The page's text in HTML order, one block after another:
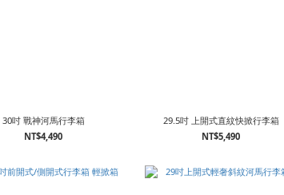
30吋 戰神河馬行李箱
NT$4,490
29.5吋 上開式直紋快掀行李箱
NT$5,490